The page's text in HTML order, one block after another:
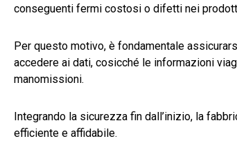
conseguenti fermi costosi o difetti nei
Per questo motivo, è fondamentale
accedere ai dati, cosicché le informazioni
manomissioni.
Integrando la sicurezza fin dall’inizio, la
efficiente e affidabile.